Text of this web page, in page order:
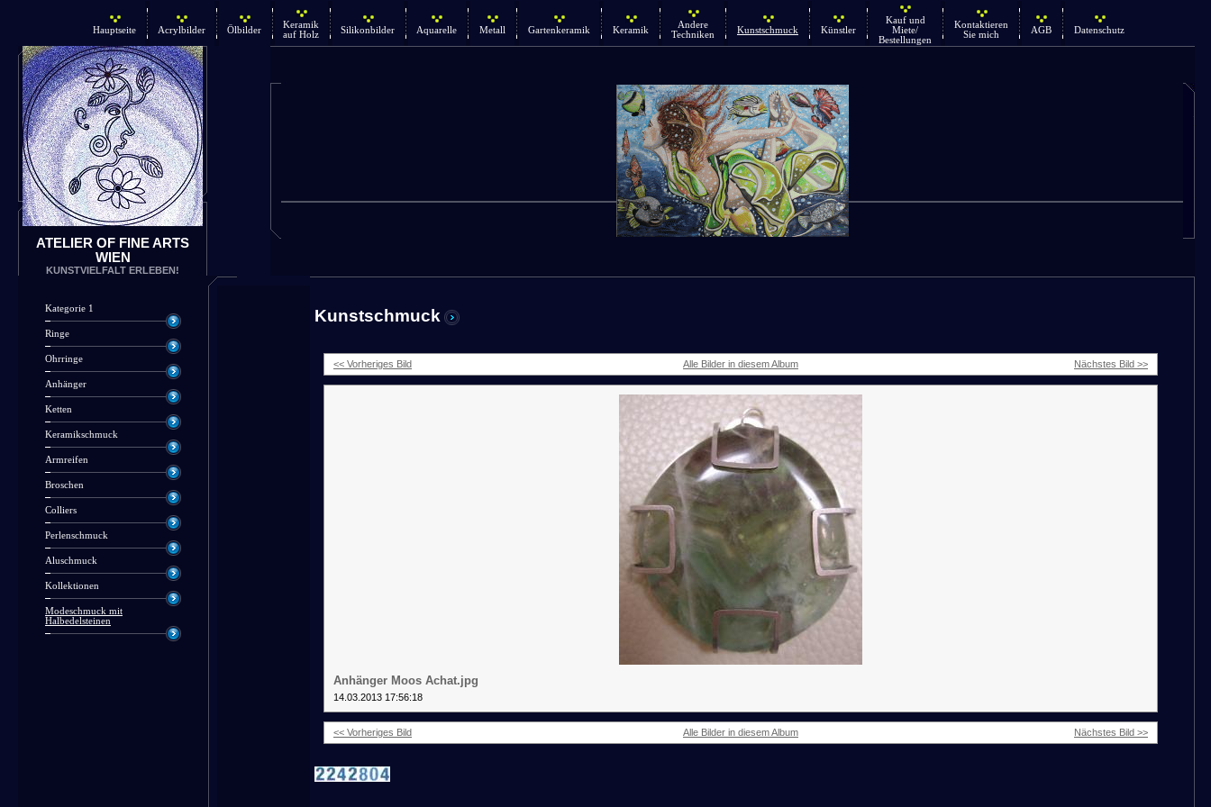
Hauptseite Acrylbilder Ölbilder
Keramik
auf Holz
Silikonbilder Aquarelle Metall Gartenkeramik Keramik
Andere
Techniken
Kunstschmuck Künstler
Kauf und
Miete/
Bestellungen
Kontaktieren
Sie mich
AGB Datenschutz
ATELIER OF FINE ARTS
WIEN
KUNSTVIELFALT ERLEBEN!
Kategorie 1
Ringe
Ohrringe
Anhänger
Ketten
Keramikschmuck
Armreifen
Broschen
Colliers
Perlenschmuck
Aluschmuck
Kollektionen
Modeschmuck mit
Halbedelsteinen
Kunstschmuck
<< Vorheriges Bild Alle Bilder in diesem Album Nächstes Bild >>
Anhänger Moos Achat.jpg
14.03.2013 17:56:18
<< Vorheriges Bild Alle Bilder in diesem Album Nächstes Bild >>